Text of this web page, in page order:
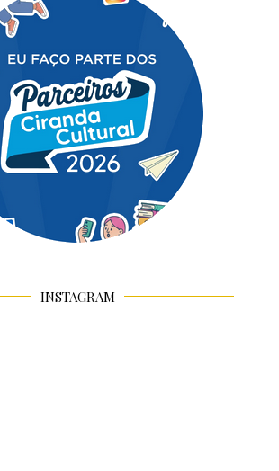
INSTAGRAM